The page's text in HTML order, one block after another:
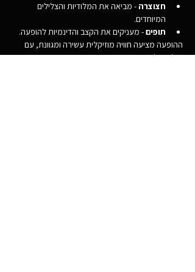
חצוצרה - מביאה את המלודיות והצלילים
המיוחדים.
תופים - מעניקים את הקצב והדינמיות להופעה.
ההופעה מציעה חוויה מוזיקלית עשירה ומגוונת, עם
שילוב של סגנונות שונים והבעה אמנותית ייחודית.